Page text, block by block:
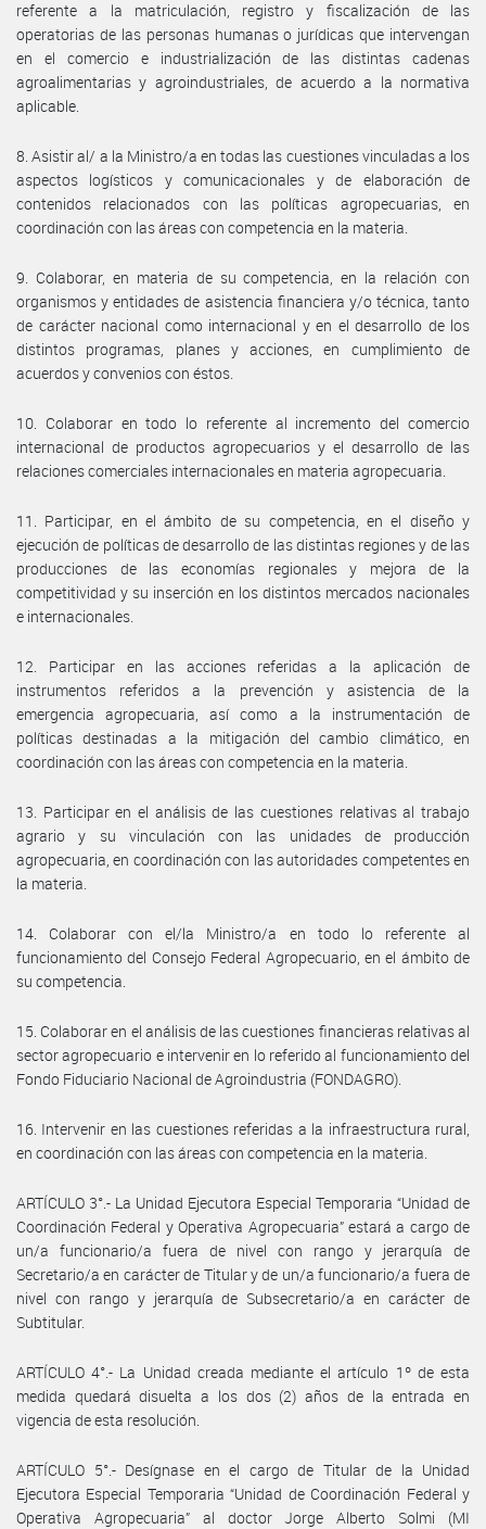
referente a la matriculación, registro y fiscalización de las
operatorias de las personas humanas o jurídicas que intervengan
en el comercio e industrialización de las distintas cadenas
agroalimentarias y agroindustriales, de acuerdo a la normativa
aplicable.
8. Asistir al/ a la Ministro/a en todas las cuestiones vinculadas a los
aspectos logísticos y comunicacionales y de elaboración de
contenidos relacionados con las políticas agropecuarias, en
coordinación con las áreas con competencia en la materia.
9. Colaborar, en materia de su competencia, en la relación con
organismos y entidades de asistencia financiera y/o técnica, tanto
de carácter nacional como internacional y en el desarrollo de los
distintos programas, planes y acciones, en cumplimiento de
acuerdos y convenios con éstos.
10. Colaborar en todo lo referente al incremento del comercio
internacional de productos agropecuarios y el desarrollo de las
relaciones comerciales internacionales en materia agropecuaria.
11. Participar, en el ámbito de su competencia, en el diseño y
ejecución de políticas de desarrollo de las distintas regiones y de las
producciones de las economías regionales y mejora de la
competitividad y su inserción en los distintos mercados nacionales
e internacionales.
12. Participar en las acciones referidas a la aplicación de
instrumentos referidos a la prevención y asistencia de la
emergencia agropecuaria, así como a la instrumentación de
políticas destinadas a la mitigación del cambio climático, en
coordinación con las áreas con competencia en la materia.
13. Participar en el análisis de las cuestiones relativas al trabajo
agrario y su vinculación con las unidades de producción
agropecuaria, en coordinación con las autoridades competentes en
la materia.
14. Colaborar con el/la Ministro/a en todo lo referente al
funcionamiento del Consejo Federal Agropecuario, en el ámbito de
su competencia.
15. Colaborar en el análisis de las cuestiones financieras relativas al
sector agropecuario e intervenir en lo referido al funcionamiento del
Fondo Fiduciario Nacional de Agroindustria (FONDAGRO).
16. Intervenir en las cuestiones referidas a la infraestructura rural,
en coordinación con las áreas con competencia en la materia.
ARTÍCULO 3°.- La Unidad Ejecutora Especial Temporaria “Unidad de
Coordinación Federal y Operativa Agropecuaria” estará a cargo de
un/a funcionario/a fuera de nivel con rango y jerarquía de
Secretario/a en carácter de Titular y de un/a funcionario/a fuera de
nivel con rango y jerarquía de Subsecretario/a en carácter de
Subtitular.
ARTÍCULO 4°.- La Unidad creada mediante el artículo 1º de esta
medida quedará disuelta a los dos (2) años de la entrada en
vigencia de esta resolución.
ARTÍCULO 5°.- Desígnase en el cargo de Titular de la Unidad
Ejecutora Especial Temporaria “Unidad de Coordinación Federal y
Operativa Agropecuaria” al doctor Jorge Alberto Solmi (MI